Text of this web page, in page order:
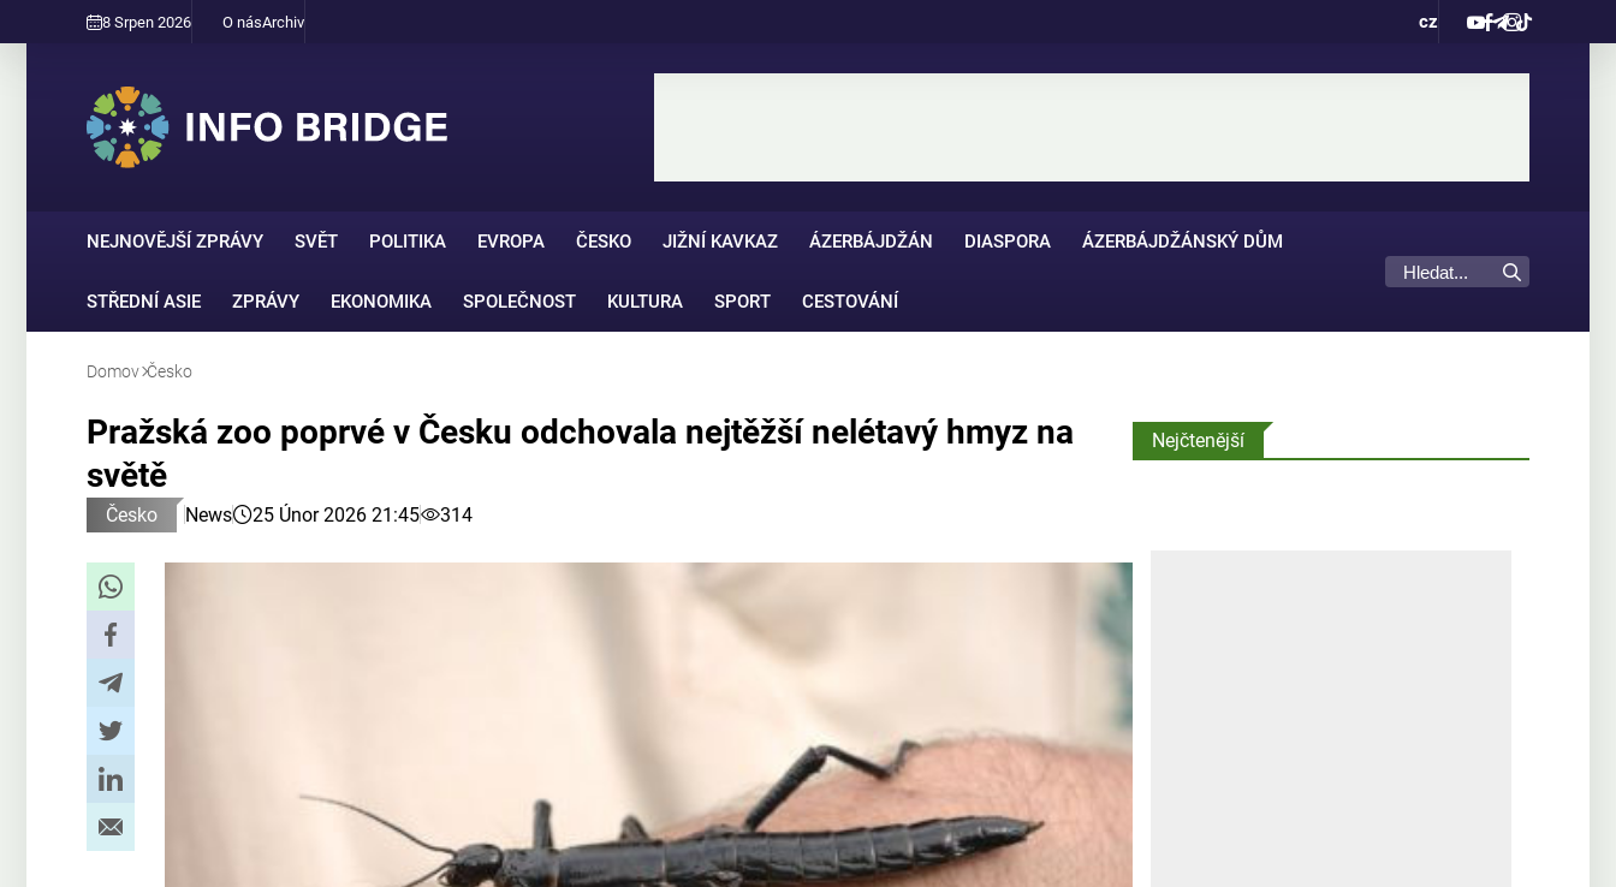
8 Srpen 2026 O násArchiv cz
NEJNOVĚJŠÍ ZPRÁVY SVĚT POLITIKA EVROPA ČESKO JIŽNÍ KAVKAZ ÁZERBÁJDŽÁN DIASPORA ÁZERBÁJDŽÁNSKÝ DŮM
STŘEDNÍ ASIE ZPRÁVY EKONOMIKA SPOLEČNOST KULTURA SPORT CESTOVÁNÍ
Domov Česko
Pražská zoo poprvé v Česku odchovala nejtěžší nelétavý hmyz na
světě
Česko News 25 Únor 2026 21:45 314
Nejčtenější